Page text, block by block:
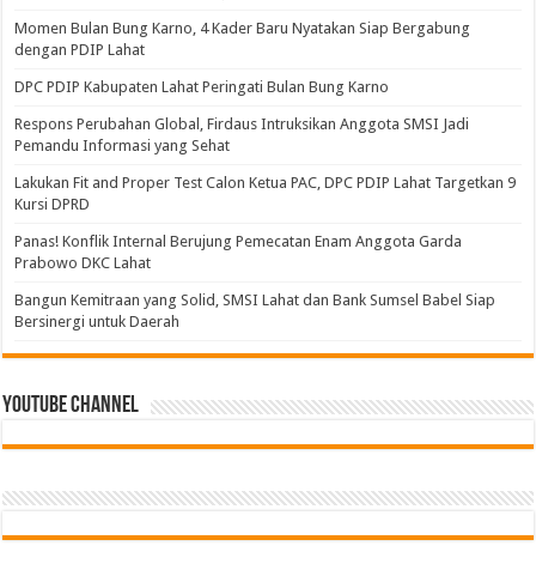
Momen Bulan Bung Karno, 4 Kader Baru Nyatakan Siap Bergabung
dengan PDIP Lahat
DPC PDIP Kabupaten Lahat Peringati Bulan Bung Karno
Respons Perubahan Global, Firdaus Intruksikan Anggota SMSI Jadi
Pemandu Informasi yang Sehat
Lakukan Fit and Proper Test Calon Ketua PAC, DPC PDIP Lahat Targetkan 9
Kursi DPRD
Panas! Konflik Internal Berujung Pemecatan Enam Anggota Garda
Prabowo DKC Lahat
Bangun Kemitraan yang Solid, SMSI Lahat dan Bank Sumsel Babel Siap
Bersinergi untuk Daerah
Youtube Channel